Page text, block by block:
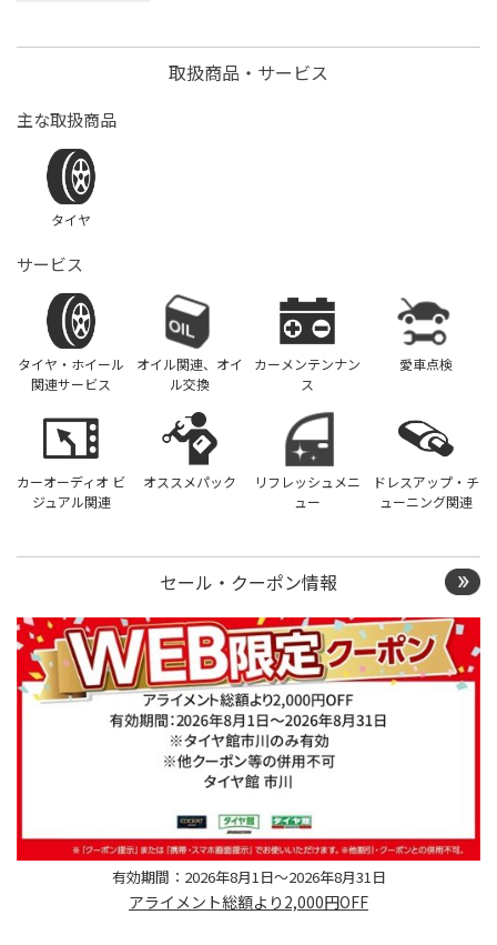
取扱商品・サービス
主な取扱商品
タイヤ
サービス
タイヤ・ホイール
関連サービス
オイル関連、オイ
ル交換
カーメンテンナン
ス
愛車点検
カーオーディオ ビ
ジュアル関連
オススメパック
リフレッシュメニ
ュー
ドレスアップ・チ
ューニング関連
セール・クーポン情報
有効期間：2026年8月1日～2026年8月31日
アライメント総額より2,000円OFF